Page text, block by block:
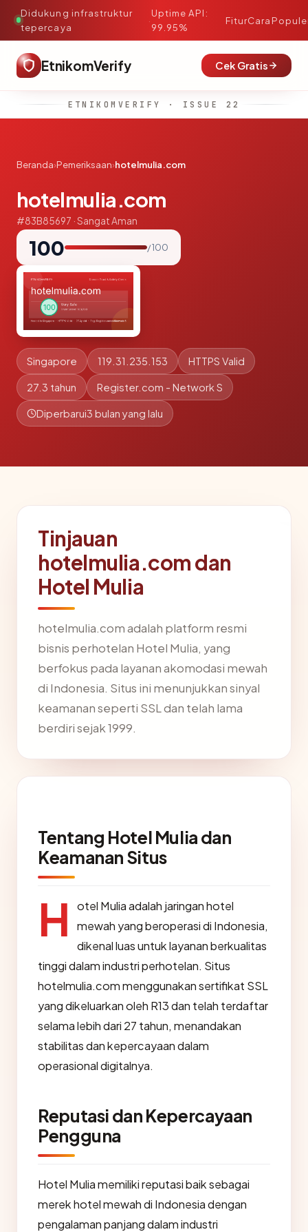
Didukung infrastruktur
tepercaya
·
Uptime API:
99.95%
FiturCara
EtnikomVerify Cek Gratis
ETNIKOMVERIFY · ISSUE 22
Beranda›Pemeriksaan›hotelmulia.com
hotelmulia.com
#83B85697 · Sangat Aman
100 / 100
Singapore 119.31.235.153 HTTPS Valid
27.3 tahun Register.com - Network S
Diperbarui3 bulan yang lalu
Tinjauan
hotelmulia.com dan
Hotel Mulia
hotelmulia.com adalah platform resmi
bisnis perhotelan Hotel Mulia, yang
berfokus pada layanan akomodasi mewah
di Indonesia. Situs ini menunjukkan sinyal
keamanan seperti SSL dan telah lama
berdiri sejak 1999.
Tentang Hotel Mulia dan
Keamanan Situs
H
otel Mulia adalah jaringan hotel
mewah yang beroperasi di Indonesia,
dikenal luas untuk layanan berkualitas
tinggi dalam industri perhotelan. Situs
hotelmulia.com menggunakan sertifikat SSL
yang dikeluarkan oleh R13 dan telah terdaftar
selama lebih dari 27 tahun, menandakan
stabilitas dan kepercayaan dalam
operasional digitalnya.
Reputasi dan Kepercayaan
Pengguna
Hotel Mulia memiliki reputasi baik sebagai
merek hotel mewah di Indonesia dengan
pengalaman panjang dalam industri